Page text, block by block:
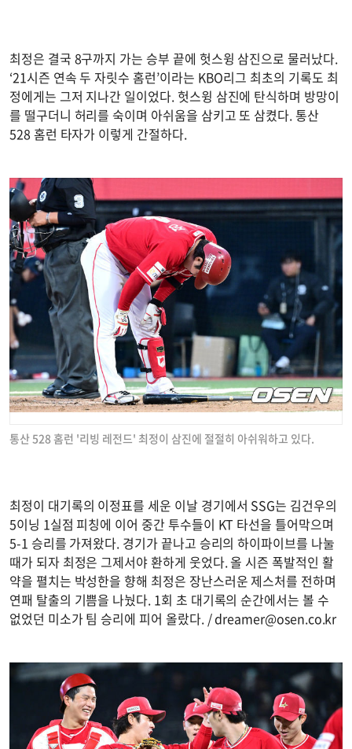
최정은 결국 8구까지 가는 승부 끝에 헛스윙 삼진으로 물러났다.
‘21시즌 연속 두 자릿수 홈런’이라는 KBO리그 최초의 기록도 최
정에게는 그저 지나간 일이었다. 헛스윙 삼진에 탄식하며 방망이
를 떨구더니 허리를 숙이며 아쉬움을 삼키고 또 삼켰다. 통산
528 홈런 타자가 이렇게 간절하다.
통산 528 홈런 '리빙 레전드' 최정이 삼진에 절절히 아쉬워하고 있다.
최정이 대기록의 이정표를 세운 이날 경기에서 SSG는 김건우의
5이닝 1실점 피칭에 이어 중간 투수들이 KT 타선을 틀어막으며
5-1 승리를 가져왔다. 경기가 끝나고 승리의 하이파이브를 나눌
때가 되자 최정은 그제서야 환하게 웃었다. 올 시즌 폭발적인 활
약을 펼치는 박성한을 향해 최정은 장난스러운 제스처를 전하며
연패 탈출의 기쁨을 나눴다. 1회 초 대기록의 순간에서는 볼 수
없었던 미소가 팀 승리에 피어 올랐다. /dreamer@osen.co.kr